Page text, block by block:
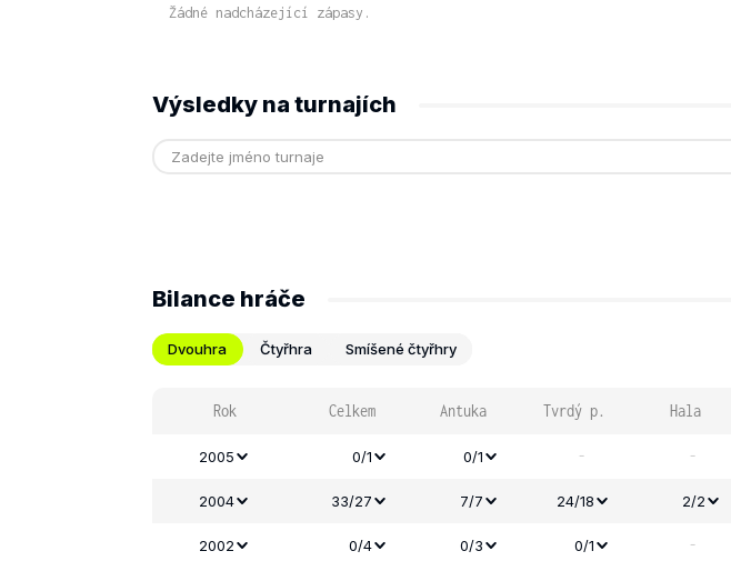
Žádné nadcházející zápasy.
Výsledky na turnajích
Bilance hráče
Dvouhra Čtyřhra Smíšené čtyřhry
Rok Celkem Antuka Tvrdý p. Hala
2005 0/1 0/1 - -
2004 33/27 7/7 24/18 2/2
2002 0/4 0/3 0/1 -